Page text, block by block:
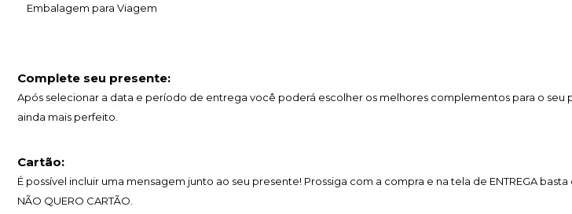
Embalagem para Viagem
Complete seu presente:
Após selecionar a data e período de entrega você poderá escolher os melhores complementos para o
ainda mais perfeito.
Cartão:
É possível incluir uma mensagem junto ao seu presente! Prossiga com a compra e na tela de ENTREGA
NÃO QUERO CARTÃO.